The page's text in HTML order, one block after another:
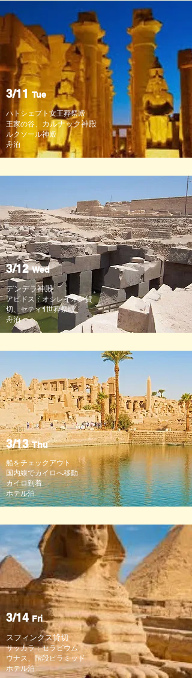
3/11 Tue
ハトシェプト女王葬祭殿
​王家の谷、 カルナック神殿
ルクソール神殿
舟泊
3/12Wed
デンデラ神殿
アビドス​​：オシレイオン貸
切、セティ1世葬祭殿
舟泊
3/13Thu
船をチェックアウト
国内線でカイロへ移動​
​カイロ到着
ホテル泊
3/14Fri
スフィンクス貸切
サッカラ：セラビウム
​ウナス、階段ピラミッド
​ホテル泊